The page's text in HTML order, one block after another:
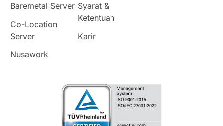
Baremetal Server
Co-Location
Server
Nusawork
Syarat &
Ketentuan
Karir